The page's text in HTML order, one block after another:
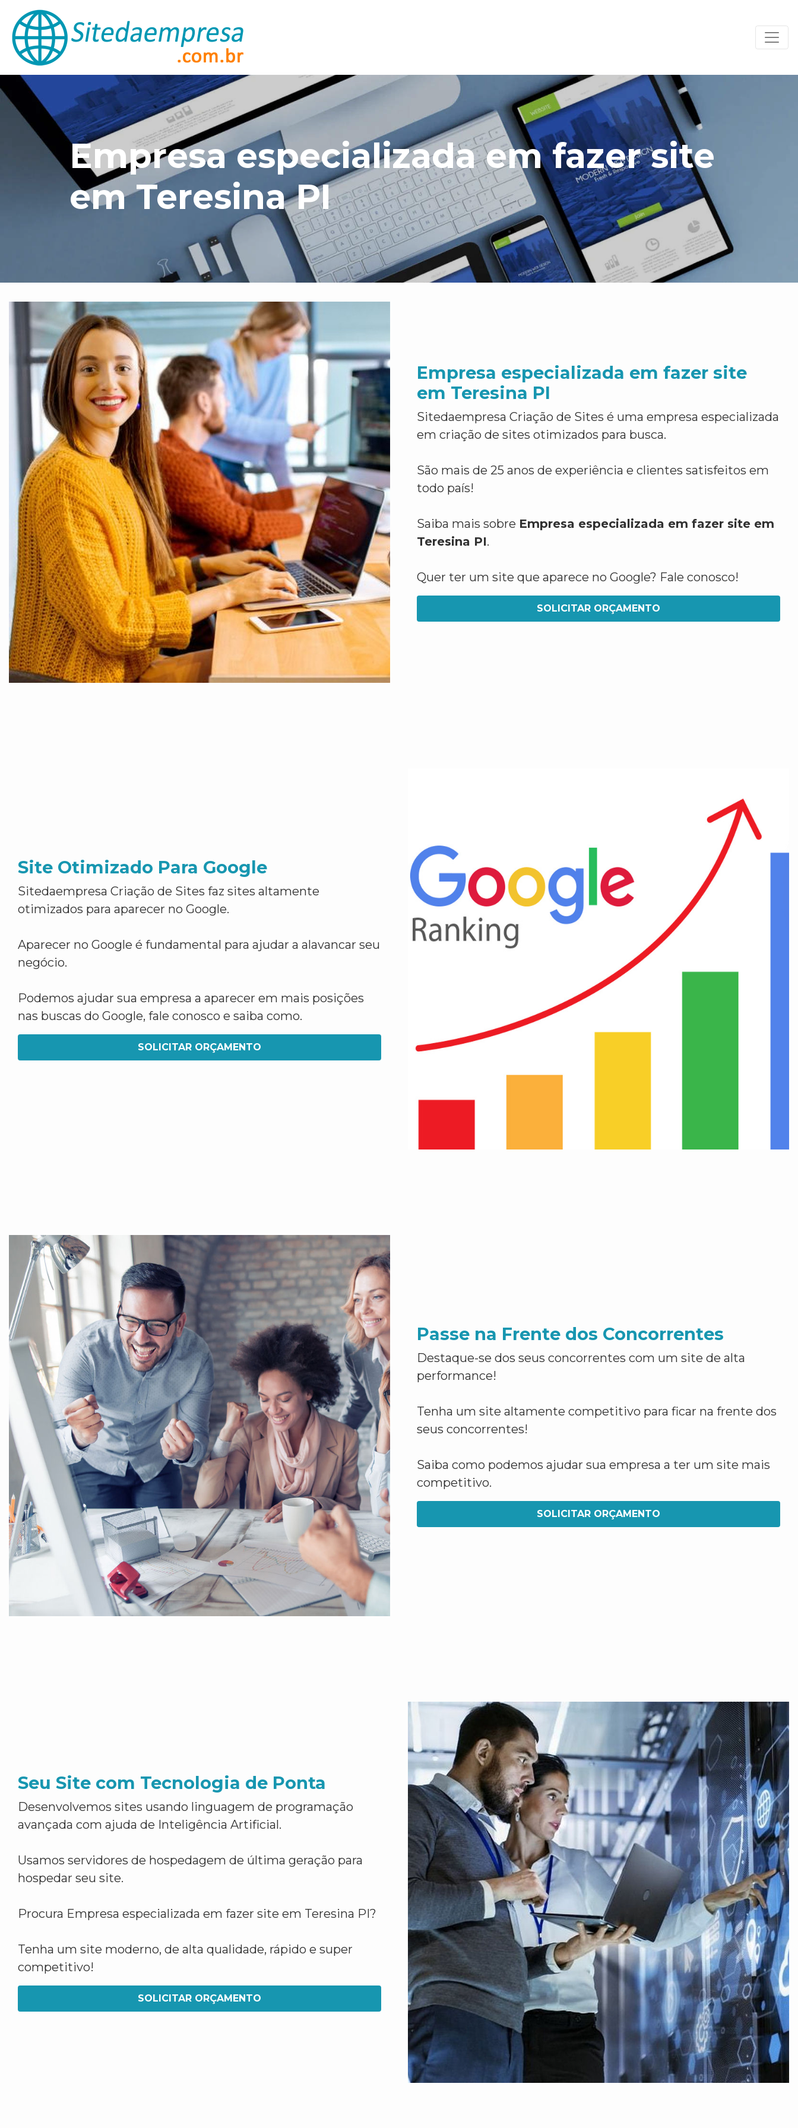
Empresa especializada em fazer site
em Teresina PI
Empresa especializada em fazer site
em Teresina PI
Sitedaempresa Criação de Sites é uma empresa especializada
em criação de sites otimizados para busca.
São mais de 25 anos de experiência e clientes satisfeitos em
todo país!
Saiba mais sobre Empresa especializada em fazer site em
Teresina PI.
Quer ter um site que aparece no Google? Fale conosco!
SOLICITAR ORÇAMENTO
Site Otimizado Para Google
Sitedaempresa Criação de Sites faz sites altamente
otimizados para aparecer no Google.
Aparecer no Google é fundamental para ajudar a alavancar seu
negócio.
Podemos ajudar sua empresa a aparecer em mais posições
nas buscas do Google, fale conosco e saiba como.
SOLICITAR ORÇAMENTO
Passe na Frente dos Concorrentes
Destaque-se dos seus concorrentes com um site de alta
performance!
Tenha um site altamente competitivo para ficar na frente dos
seus concorrentes!
Saiba como podemos ajudar sua empresa a ter um site mais
competitivo.
SOLICITAR ORÇAMENTO
Seu Site com Tecnologia de Ponta
Desenvolvemos sites usando linguagem de programação
avançada com ajuda de Inteligência Artificial.
Usamos servidores de hospedagem de última geração para
hospedar seu site.
Procura Empresa especializada em fazer site em Teresina PI?
Tenha um site moderno, de alta qualidade, rápido e super
competitivo!
SOLICITAR ORÇAMENTO